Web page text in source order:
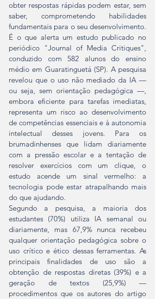
obter respostas rápidas podem estar, sem
saber, comprometendo habilidades
fundamentais para o seu desenvolvimento.
É o que alerta um estudo publicado no
periódico "Journal of Media Critiques",
conduzido com 582 alunos do ensino
médio em Guaratinguetá (SP). A pesquisa
revelou que o uso não mediado da IA —
ou seja, sem orientação pedagógica —,
embora eficiente para tarefas imediatas,
representa um risco ao desenvolvimento
de competências essenciais e à autonomia
intelectual desses jovens. Para os
brumadinhenses que lidam diariamente
com a pressão escolar e a tentação de
resolver exercícios com um clique, o
estudo acende um sinal vermelho: a
tecnologia pode estar atrapalhando mais
do que ajudando.
Segundo a pesquisa, a maioria dos
estudantes (70%) utiliza IA semanal ou
diariamente, mas 67,9% nunca recebeu
qualquer orientação pedagógica sobre o
uso crítico e ético dessas ferramentas. As
principais finalidades de uso são a
obtenção de respostas diretas (39%) e a
geração de textos (25,9%) —
procedimentos que os autores do artigo